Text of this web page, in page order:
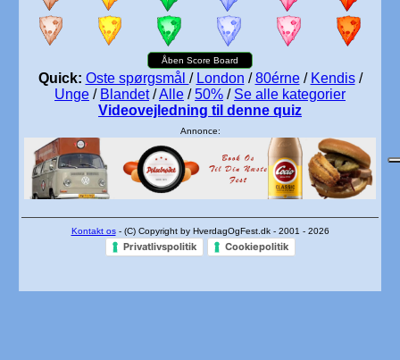
Åben Score Board
Quick: Oste spørgsmål / London /80érne/ Kendis/
Unge / Blandet/Alle /50% / Se alle kategorier
Videovejledning til denne quiz
Annonce:
Kontakt os- (C) Copyright by HverdagOgFest.dk - 2001 - 2026
Privatlivspolitik Cookiepolitik